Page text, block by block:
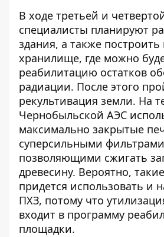
В ходе третьей и
специалисты планируют
здания, а также построить
хранилище, где можно
реабилитацию остатков
радиации. После этого
рекультивация земли. На
Чернобыльской АЭС
максимально закрытые
суперсильными
позволяющими сжигать
древесину. Вероятно,
придется использовать и
ПХЗ, потому что
входит в программу
площадки.